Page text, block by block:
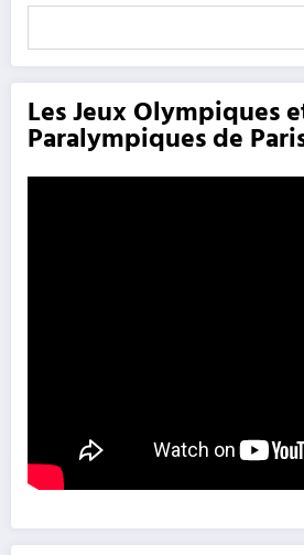
Les Jeux Olympiques
Paralympiques de